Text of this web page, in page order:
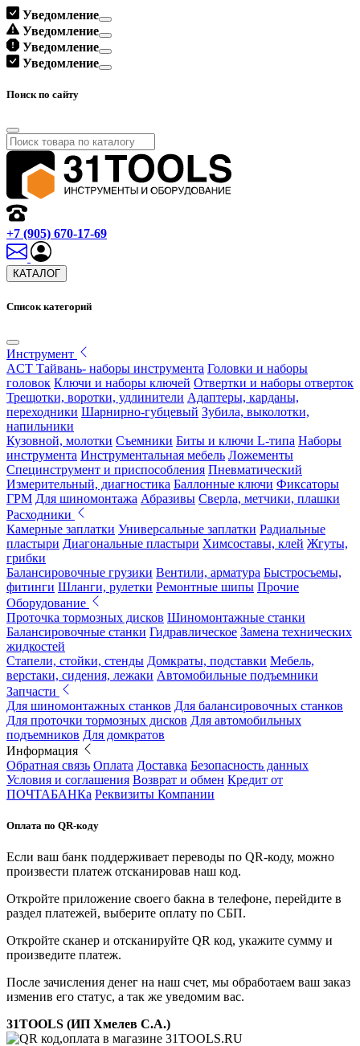
Уведомление
Уведомление
Уведомление
Уведомление
Поиск по сайту
+7 (905) 670-17-69
КАТАЛОГ
Список категорий
Инструмент
ACT Тайвань- наборы инструмента Головки и наборы
головок Ключи и наборы ключей Отвертки и наборы отверток
Трещотки, воротки, удлинители Адаптеры, карданы,
переходники Шарнирно-губцевый Зубила, выколотки,
напильники
Кузовной, молотки Съемники Биты и ключи L-типа Наборы
инструмента Инструментальная мебель Ложементы
Специнструмент и приспособления Пневматический
Измерительный, диагностика Баллонные ключи Фиксаторы
ГРМ Для шиномонтажа Абразивы Сверла, метчики, плашки
Расходники
Камерные заплатки Универсальные заплатки Радиальные
пластыри Диагональные пластыри Химсоставы, клей Жгуты,
грибки
Балансировочные грузики Вентили, арматура Быстросъемы,
фитинги Шланги, рулетки Ремонтные шипы Прочие
Оборудование
Проточка тормозных дисков Шиномонтажные станки
Балансировочные станки Гидравлическое Замена технических
жидкостей
Стапели, стойки, стенды Домкраты, подставки Мебель,
верстаки, сидения, лежаки Автомобильные подъемники
Запчасти
Для шиномонтажных станков Для балансировочных станков
Для проточки тормозных дисков Для автомобильных
подъемников Для домкратов
Информация
Обратная связь Оплата Доставка Безопасность данных
Условия и соглашения Возврат и обмен Кредит от
ПОЧТАБАНКа Реквизиты Компании
Оплата по QR-коду
Если ваш банк поддерживает переводы по QR-коду, можно
произвести платеж отсканировав наш код.
Откройте приложение своего бакна в телефоне, перейдите в
раздел платежей, выберите оплату по СБП.
Откройте сканер и отсканируйте QR код, укажите сумму и
произведите платеж.
После зачисления денег на наш счет, мы обработаем ваш заказ
изменив его статус, а так же уведомим вас.
31TOOLS (ИП Хмелев С.А.)